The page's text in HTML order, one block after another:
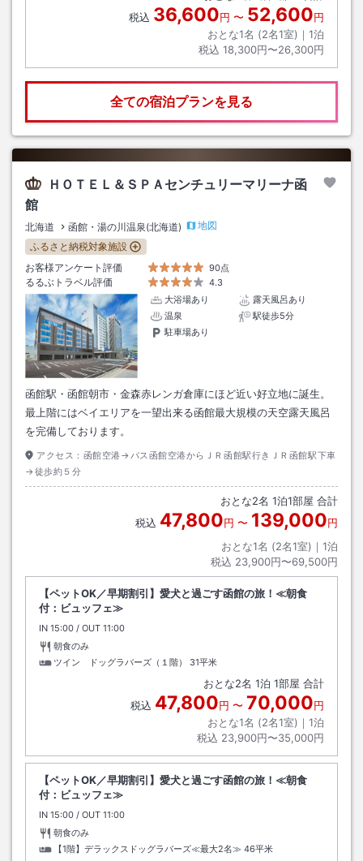
税込 36,600円 〜 52,600円
おとな1名 (2名1室)｜ 1泊
税込 18,300円〜26,300円
全ての宿泊プランを見る
ＨＯＴＥＬ＆ＳＰＡセンチュリーマリーナ函
館
北海道 函館・湯の川温泉(北海道)
地図
ふるさと納税対象施設
お客様アンケート評価
90点
るるぶトラベル評価
4.3
大浴場あり
露天風呂あり
温泉
駅徒歩5分
駐車場あり
函館駅・函館朝市・金森赤レンガ倉庫にほど近い好立地に誕生。
最上階にはベイエリアを一望出来る函館最大規模の天空露天風呂
を完備しております。
アクセス： 函館空港→バス函館空港からＪＲ函館駅行きＪＲ函館駅下車
→徒歩約５分
おとな2名 1泊1部屋 合計
税込 47,800円 〜 139,000円
おとな1名 (2名1室)｜ 1泊
税込 23,900円〜69,500円
【ペットOK／早期割引】愛犬と過ごす函館の旅！≪朝食
付：ビュッフェ≫
IN チェックイン
15:00 / OUT チェックアウト
11:00
朝食のみ
ツイン ドッグラバーズ（１階）
31平米
おとな2名 1泊 1部屋 合計
税込 47,800円 〜 70,000円
おとな1名 (2名1室)｜ 1泊
税込 23,900円〜35,000円
【ペットOK／早期割引】愛犬と過ごす函館の旅！≪朝食
付：ビュッフェ≫
IN チェックイン
15:00 / OUT チェックアウト
11:00
朝食のみ
【1階】デラックスドッグラバーズ≪最大2名≫ 46平米